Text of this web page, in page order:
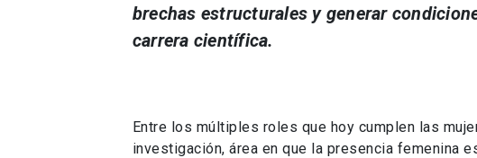
brechas estructurales y generar
carrera científica.
Entre los múltiples roles que hoy cumplen las
investigación, área en que la presencia femenina